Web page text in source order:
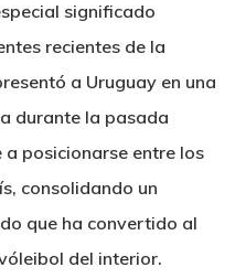
significado
recientes de la
a Uruguay en una
durante la pasada
posicionarse entre los
consolidando un
que ha convertido al
del interior.